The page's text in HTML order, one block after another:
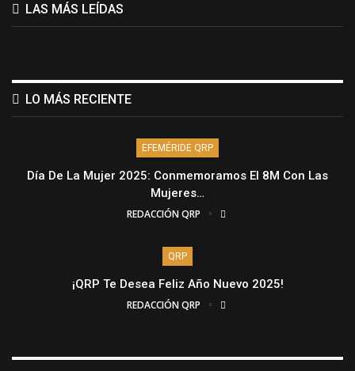
LAS MÁS LEÍDAS
LO MÁS RECIENTE
EFEMÉRIDE QRP
Día De La Mujer 2025: Conmemoramos El 8M Con Las
Mujeres…
REDACCIÓN QRP
QRP
¡QRP Te Desea Feliz Año Nuevo 2025!
REDACCIÓN QRP